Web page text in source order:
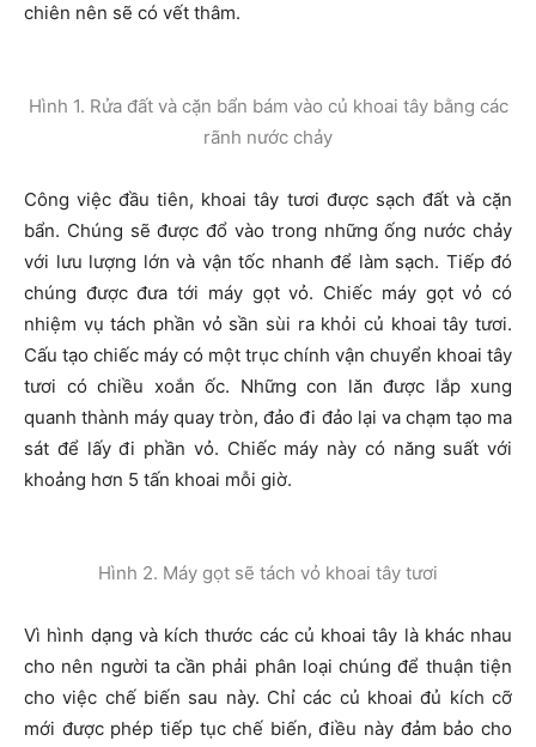
chiên nên sẽ có vết thâm.
Hình 1. Rửa đất và cặn bẩn bám vào củ khoai tây bằng các
rãnh nước chảy
Công việc đầu tiên, khoai tây tươi được sạch đất và cặn
bẩn. Chúng sẽ được đổ vào trong những ống nước chảy
với lưu lượng lớn và vận tốc nhanh để làm sạch. Tiếp đó
chúng được đưa tới máy gọt vỏ. Chiếc máy gọt vỏ có
nhiệm vụ tách phần vỏ sần sùi ra khỏi củ khoai tây tươi.
Cấu tạo chiếc máy có một trục chính vận chuyển khoai tây
tươi có chiều xoắn ốc. Những con lăn được lắp xung
quanh thành máy quay tròn, đảo đi đảo lại va chạm tạo ma
sát để lấy đi phần vỏ. Chiếc máy này có năng suất với
khoảng hơn 5 tấn khoai mỗi giờ.
Hình 2. Máy gọt sẽ tách vỏ khoai tây tươi
Vì hình dạng và kích thước các củ khoai tây là khác nhau
cho nên người ta cần phải phân loại chúng để thuận tiện
cho việc chế biến sau này. Chỉ các củ khoai đủ kích cỡ
mới được phép tiếp tục chế biến, điều này đảm bảo cho